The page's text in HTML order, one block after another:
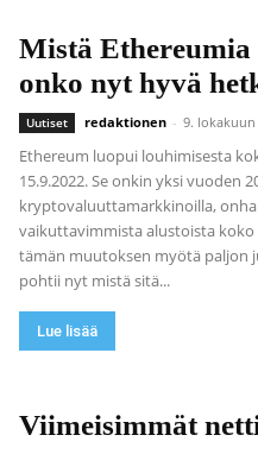
Mistä Ethereumia
onko nyt hyvä
Uutiset redaktionen - 9. lokakuun
Ethereum luopui louhimisesta
15.9.2022. Se onkin yksi vuoden
kryptovaluuttamarkkinoilla,
vaikuttavimmista alustoista koko
tämän muutoksen myötä paljon
pohtii nyt mistä sitä...
Lue lisää
Viimeisimmät